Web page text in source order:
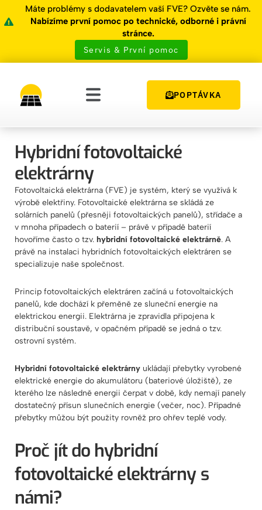
Máte problémy s dodavatelem vaší FVE? Ozvěte se nám.
Nabízíme první pomoc po technické, odborné i právní
stránce.
Servis & První pomoc
POPTÁVKA
Hybridní fotovoltaické
elektrárny
Fotovoltaická elektrárna (FVE) je systém, který se využívá k
výrobě elektřiny. Fotovoltaické elektrárna se skládá ze
solárních panelů (přesněji fotovoltaických panelů), střídače a
v mnoha případech o baterií – právě v případě baterií
hovoříme často o tzv. hybridní fotovoltaické elektrárně. A
právě na instalaci hybridních fotovoltaických elektráren se
specializuje naše společnost.
Princip fotovoltaických elektráren začíná u fotovoltaických
panelů, kde dochází k přeměně ze sluneční energie na
elektrickou energii. Elektrárna je zpravidla připojena k
distribuční soustavě, v opačném případě se jedná o tzv.
ostrovní systém.
Hybridní fotovoltaické elektrárny ukládají přebytky vyrobené
elektrické energie do akumulátoru (bateriové úložiště), ze
kterého lze následně energii čerpat v době, kdy nemají panely
dostatečný přísun slunečních energie (večer, noc). Případné
přebytky můžou být použity rovněž pro ohřev teplé vody.
Proč jít do hybridní
fotovoltaické elektrárny s
námi?